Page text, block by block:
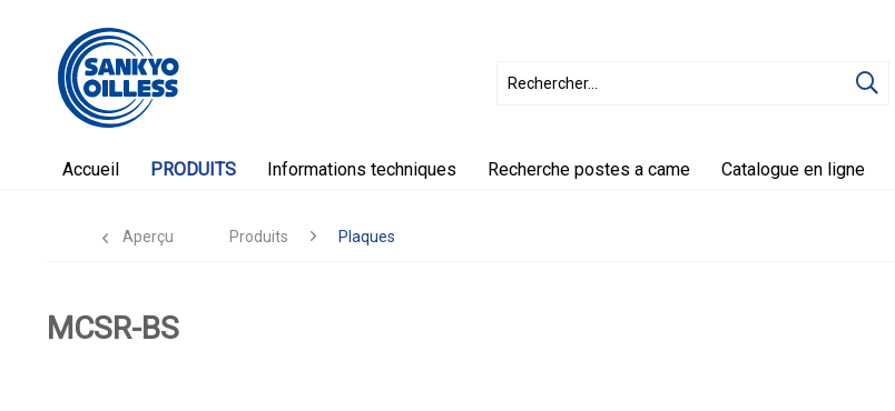
Accueil PRODUITS Informations techniques Recherche postes a came Catalogue en ligne
Aperçu Produits Plaques
MCSR-BS